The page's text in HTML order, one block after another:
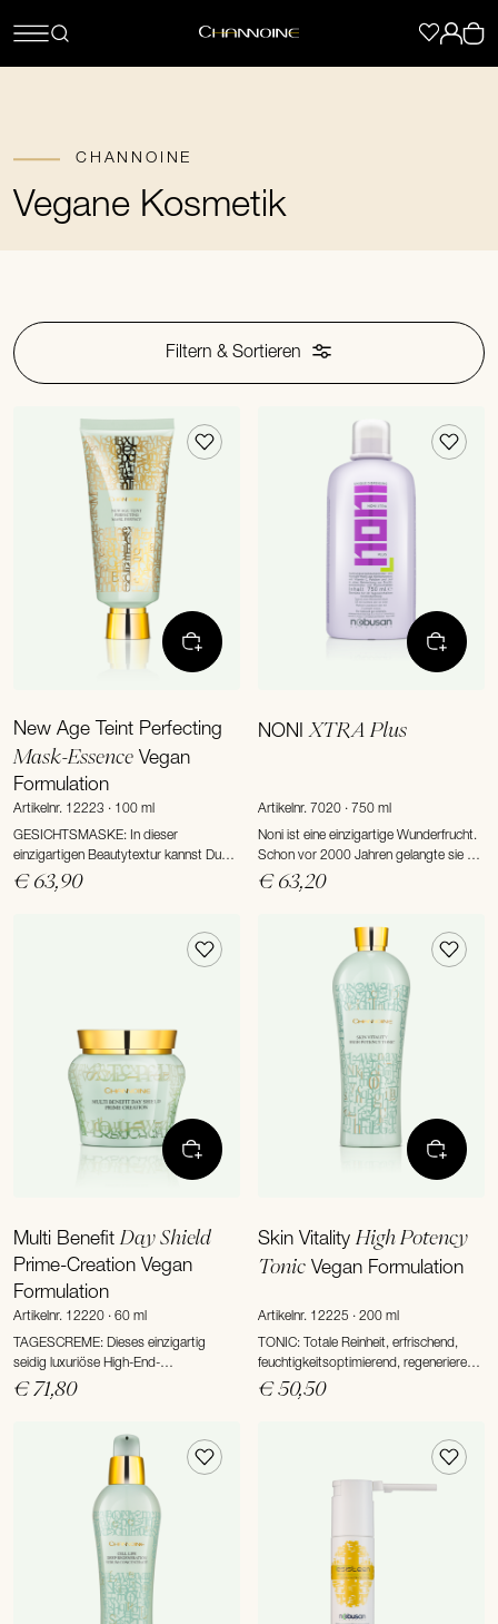
CHANNOINE
Vegane Kosmetik
Filtern & Sortieren
New Age Teint Perfecting
Mask-Essence Vegan
Formulation
Artikelnr. 12223 · 100 ml
GESICHTSMASKE: In dieser
einzigartigen Beautytextur kannst Du
alles finden was gut und teuer ist. Für
das Beste, was Du Deiner Haut gönnen
€ 63,90
NONIXTRA Plus
Artikelnr. 7020 · 750 ml
Noni ist eine einzigartige Wunderfrucht.
Schon vor 2000 Jahren gelangte sie mit
polynesischen Handelstreibenden nach
Hawaii, wo Heilkundige sie nicht
€ 63,20
Multi BenefitDay Shield
Prime-Creation Vegan
Formulation
Artikelnr. 12220 · 60 ml
TAGESCREME: Dieses einzigartig
seidig luxuriöse High-End-
Pflegekonzentrat verwöhnt die Haut mit
wertvollsten Multi-Target-Intensiv-
€ 71,80
Skin Vitality High Potency
Tonic Vegan Formulation
Artikelnr. 12225 · 200 ml
TONIC: Totale Reinheit, erfrischend,
feuchtigkeitsoptimierend, regenerierend.
Diese dynamische Tonic-Textur
unterstützt die Haut bei der natürlichen
auf die nachfolgenden Pflegeschritte
€ 50,50